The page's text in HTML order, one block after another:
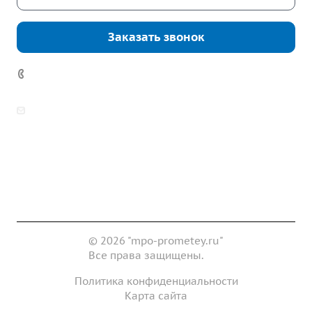
Заказать звонок
© 2026 "mpo-prometey.ru"
Все права защищены.
Политика конфиденциальности
Карта сайта